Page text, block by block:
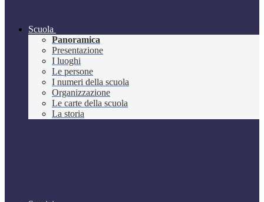
Scuola
Panoramica
Presentazione
I luoghi
Le persone
I numeri della scuola
Organizzazione
Le carte della scuola
La storia